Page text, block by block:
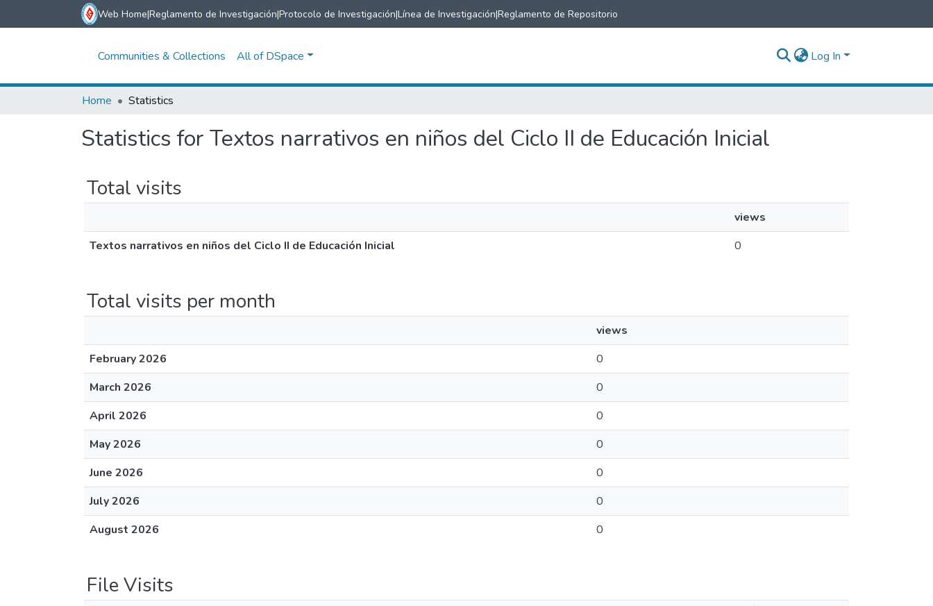
Web Home|Reglamento de Investigación|Protocolo de Investigación|Línea de Investigación|Reglamento de Repositorio
Communities & Collections All of DSpace Log In
Home Statistics
Statistics for Textos narrativos en niños del Ciclo II de Educación Inicial
Total visits
views
Textos narrativos en niños del Ciclo II de Educación Inicial
0
Total visits per month
views
February 2026
0
March 2026
0
April 2026
0
May 2026
0
June 2026
0
July 2026
0
August 2026
0
File Visits